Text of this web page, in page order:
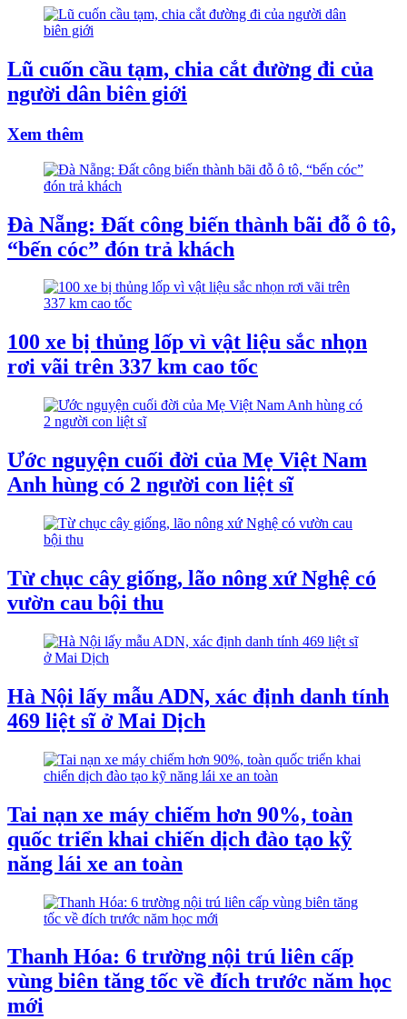
Lũ cuốn cầu tạm, chia cắt đường đi của
người dân biên giới
Xem thêm
Đà Nẵng: Đất công biến thành bãi đỗ ô tô,
“bến cóc” đón trả khách
100 xe bị thủng lốp vì vật liệu sắc nhọn
rơi vãi trên 337 km cao tốc
Ước nguyện cuối đời của Mẹ Việt Nam
Anh hùng có 2 người con liệt sĩ
Từ chục cây giống, lão nông xứ Nghệ có
vườn cau bội thu
Hà Nội lấy mẫu ADN, xác định danh tính
469 liệt sĩ ở Mai Dịch
Tai nạn xe máy chiếm hơn 90%, toàn
quốc triển khai chiến dịch đào tạo kỹ
năng lái xe an toàn
Thanh Hóa: 6 trường nội trú liên cấp
vùng biên tăng tốc về đích trước năm học
mới